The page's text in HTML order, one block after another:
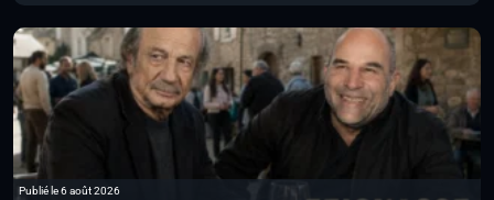
Publié le 6 août 2026